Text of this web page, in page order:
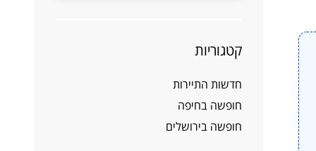
קטגוריות
חדשות התיירות
חופשה בחיפה
חופשה בירושלים